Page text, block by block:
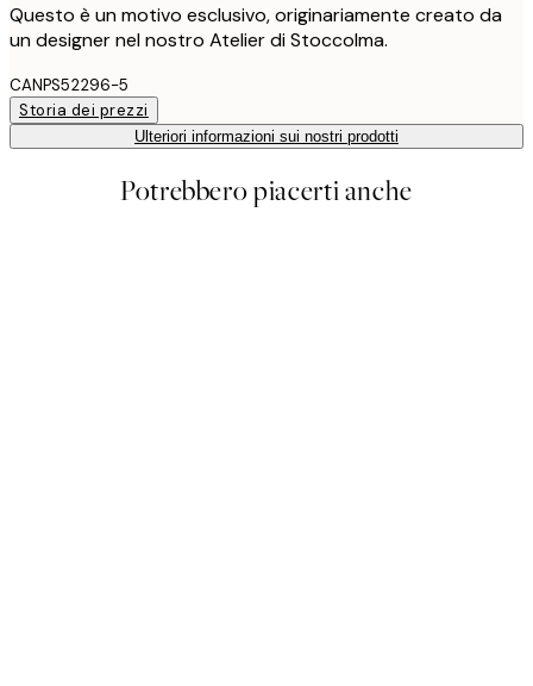
Questo è un motivo esclusivo, originariamente creato da
un designer nel nostro Atelier di Stoccolma.
CANPS52296-5
Storia dei prezzi
Ulteriori informazioni sui nostri prodotti
Potrebbero piacerti anche